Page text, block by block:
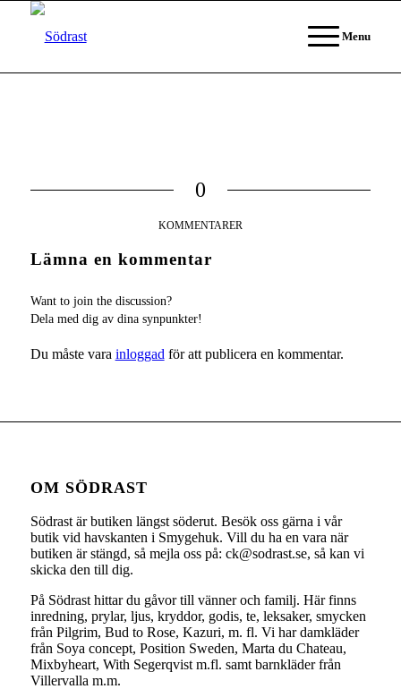
Menu
0
KOMMENTARER
Lämna en kommentar
Want to join the discussion?
Dela med dig av dina synpunkter!
Du måste vara inloggadför att publicera en kommentar.
OM SÖDRAST
Södrast är butiken längst söderut. Besök oss gärna i vår
butik vid havskanten i Smygehuk. Vill du ha en vara när
butiken är stängd, så mejla oss på: ck@sodrast.se, så kan vi
skicka den till dig.
På Södrast hittar du gåvor till vänner och familj. Här finns
inredning, prylar, ljus, kryddor, godis, te, leksaker, smycken
från Pilgrim, Bud to Rose, Kazuri, m. fl. Vi har damkläder
från Soya concept, Position Sweden, Marta du Chateau,
Mixbyheart, With Segerqvist m.fl. samt barnkläder från
Villervalla m.m.